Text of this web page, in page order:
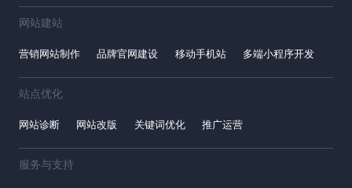
网站建站
营销网站制作 品牌官网建设 移动手机站 多端小程序开发
站点优化
网站诊断 网站改版 关键词优化 推广运营
服务与支持